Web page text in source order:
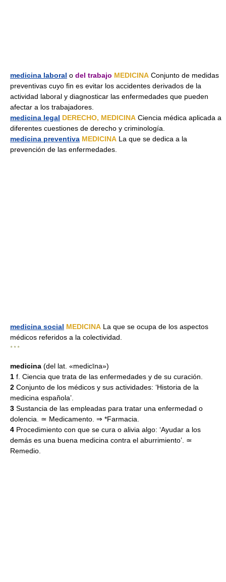
medicina laboral o del trabajo MEDICINA Conjunto de medidas
preventivas cuyo fin es evitar los accidentes derivados de la
actividad laboral y diagnosticar las enfermedades que pueden
afectar a los trabajadores.
medicina legal DERECHO, MEDICINA Ciencia médica aplicada a
diferentes cuestiones de derecho y criminología.
medicina preventiva MEDICINA La que se dedica a la
prevención de las enfermedades.
medicina social MEDICINA La que se ocupa de los aspectos
médicos referidos a la colectividad.
* * *
medicina (del lat. «medicīna»)
1 f. Ciencia que trata de las enfermedades y de su curación.
2 Conjunto de los médicos y sus actividades: ‘Historia de la
medicina española’.
3 Sustancia de las empleadas para tratar una enfermedad o
dolencia. ≃ Medicamento. ⇒ *Farmacia.
4 Procedimiento con que se cura o alivia algo: ‘Ayudar a los
demás es una buena medicina contra el aburrimiento’. ≃
Remedio.